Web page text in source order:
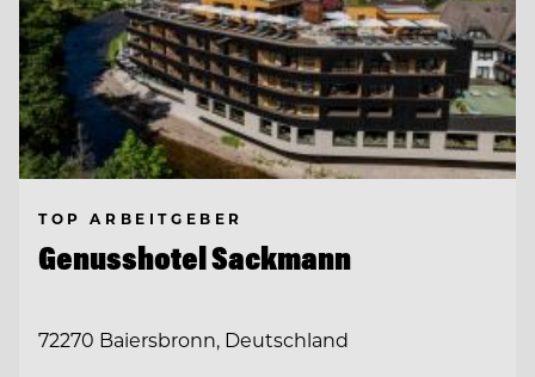
TOP ARBEITGEBER
Genusshotel Sackmann
72270 Baiersbronn, Deutschland